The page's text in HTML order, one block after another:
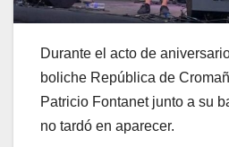
Durante el acto de
boliche República de
Patricio Fontanet junto a su
no tardó en aparecer.